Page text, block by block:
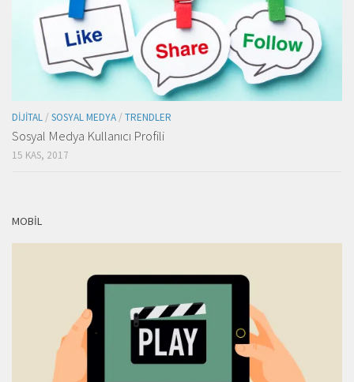
DIJITAL / SOSYAL MEDYA / TRENDLER
Sosyal Medya Kullanıcı Profili
15 KAS, 2017
MOBIL